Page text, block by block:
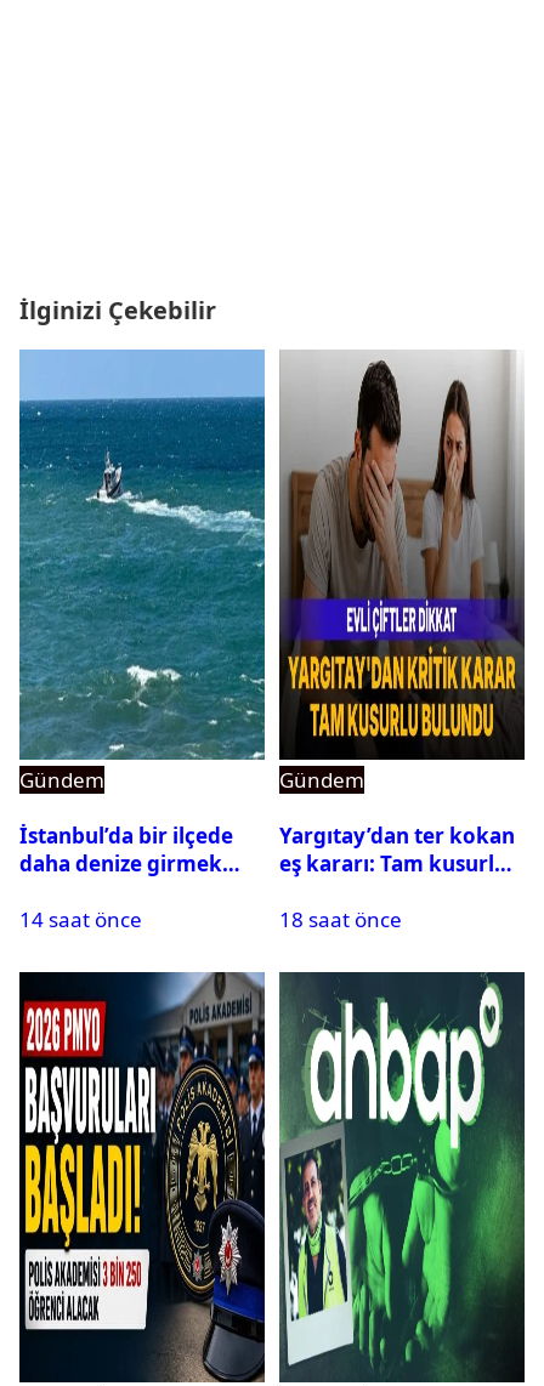
İlginizi Çekebilir
Gündem
İstanbul’da bir ilçede
daha denize girmek
14 saat önce
Gündem
Yargıtay’dan ter kokan
eş kararı: Tam kusurlu
18 saat önce